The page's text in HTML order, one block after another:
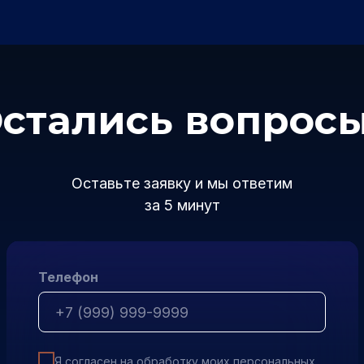
Телефон
Я согласен на обработку моих персональных
Оставьте заявку и мы ответим
за 5 минут